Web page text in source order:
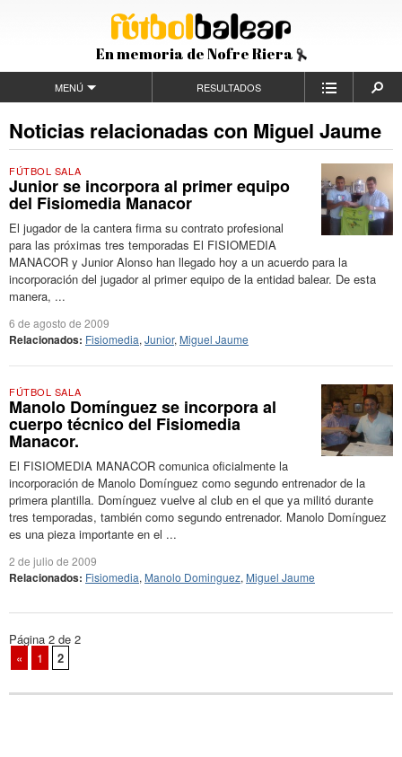
En memoria de Nofre Riera
MENÚ RESULTADOS
Noticias relacionadas con Miguel Jaume
FÚTBOL SALA
Junior se incorpora al primer equipo
del Fisiomedia Manacor
El jugador de la cantera firma su contrato profesional
para las próximas tres temporadas El FISIOMEDIA
MANACOR y Junior Alonso han llegado hoy a un acuerdo para la
incorporación del jugador al primer equipo de la entidad balear. De esta
manera, ...
6 de agosto de 2009
Relacionados: Fisiomedia, Junior, Miguel Jaume
FÚTBOL SALA
Manolo Domínguez se incorpora al
cuerpo técnico del Fisiomedia
Manacor.
El FISIOMEDIA MANACOR comunica oficialmente la
incorporación de Manolo Domínguez como segundo entrenador de la
primera plantilla. Domínguez vuelve al club en el que ya militó durante
tres temporadas, también como segundo entrenador. Manolo Domínguez
es una pieza importante en el ...
2 de julio de 2009
Relacionados: Fisiomedia, Manolo Dominguez, Miguel Jaume
Página 2 de 2
«
1 2